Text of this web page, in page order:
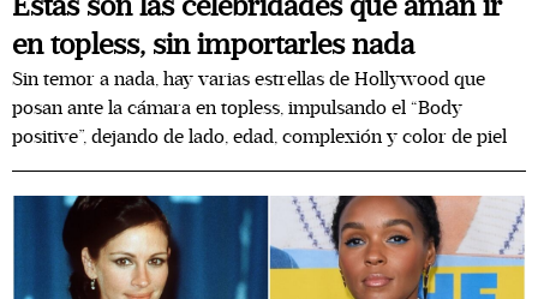
en topless, sin importarles nada
Sin temor a nada, hay varias estrellas de Hollywood que
posan ante la cámara en topless, impulsando el “Body
positive”, dejando de lado, edad, complexión y color de piel